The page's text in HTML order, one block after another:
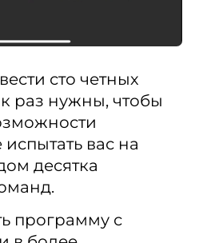
сто четных
раз нужны, чтобы
вас на
десятка
программу с